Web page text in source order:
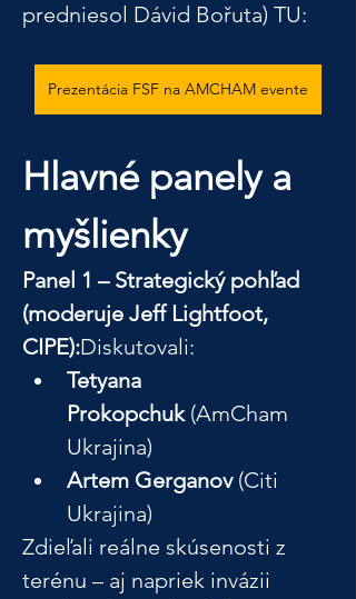
predniesol Dávid Bořuta) TU:
Prezentácia FSF na AMCHAM evente
Hlavné panely a
myšlienky
Panel 1 – Strategický pohľad
(moderuje Jeff Lightfoot,
CIPE):Diskutovali:
Tetyana
Prokopchuk (AmCham
Ukrajina)
Artem Gerganov (Citi
Ukrajina)
Zdieľali reálne skúsenosti z
terénu – aj napriek invázii